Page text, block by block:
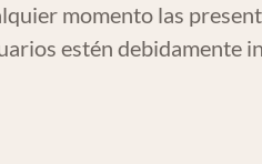
momento las
estén debidamente